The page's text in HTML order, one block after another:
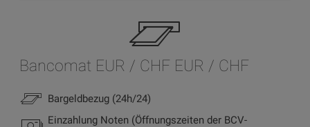
Bancomat EUR / CHF EUR / CHF
Bargeldbezug (24h/24)
Einzahlung Noten (Öffnungszeiten der BCV-